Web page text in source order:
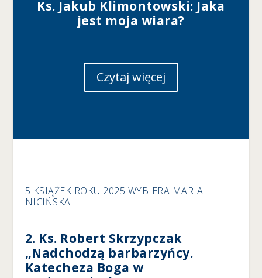
Ks. Jakub Klimontowski: Jaka
jest moja wiara?
Czytaj więcej
5 KSIĄŻEK ROKU 2025 WYBIERA MARIA
NICIŃSKA
2. Ks. Robert Skrzypczak
„Nadchodzą barbarzyńcy.
Katecheza Boga w
r
o
st
u
ż
D
o
ia
d
c